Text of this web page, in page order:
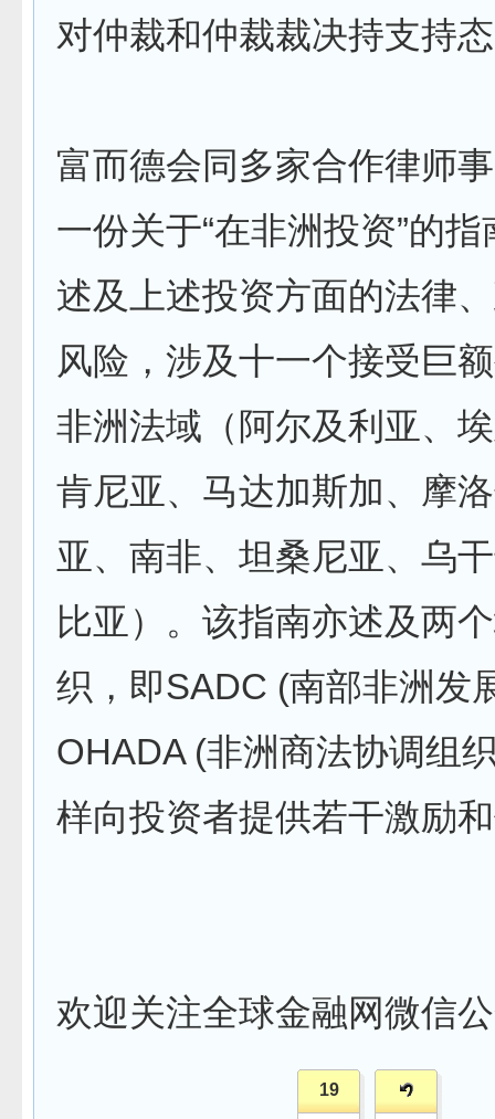
对仲裁和仲裁裁决持支持
富而德会同多家合作律师
一份关于“在非洲投资”的
述及上述投资方面的法律
风险，涉及十一个接受巨
非洲法域（阿尔及利亚、
肯尼亚、马达加斯加、摩
亚、南非、坦桑尼亚、乌
比亚）。该指南亦述及两
织，即SADC (南部非洲发
OHADA (非洲商法协调组
样向投资者提供若干激励
欢迎关注全球金融网微信
19